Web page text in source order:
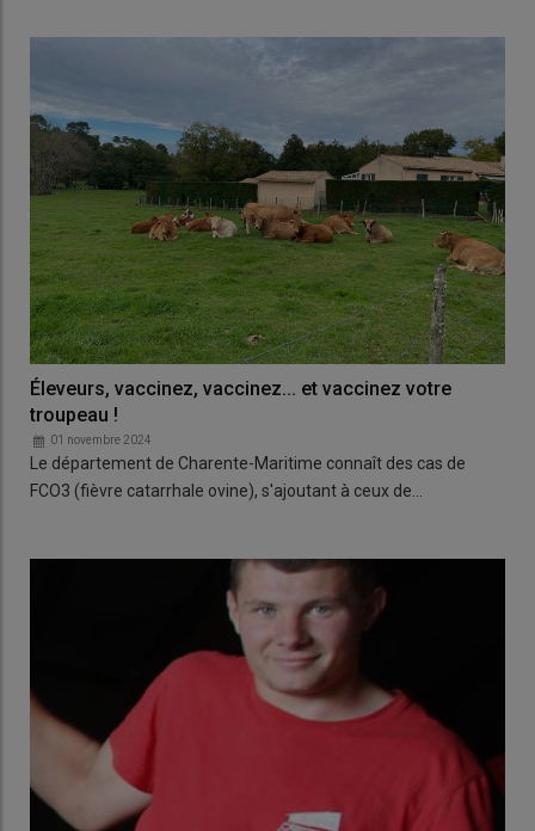
Éleveurs, vaccinez, vaccinez... et vaccinez votre
troupeau !
01 novembre 2024
Le département de Charente-Maritime connaît des cas de
FCO3 (fièvre catarrhale ovine), s'ajoutant à ceux de…